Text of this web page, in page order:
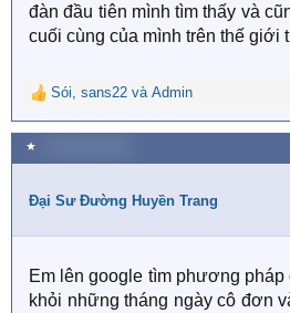
đàn đầu tiên mình tìm thấy và
cuối cùng của mình trên thế giới
R
e
a
c
i
n
:
Sói sans22 và Admin
★
Đại Sư Đường Huyền Trang
Em lên google tìm phương
khỏi những tháng ngày cô đơn